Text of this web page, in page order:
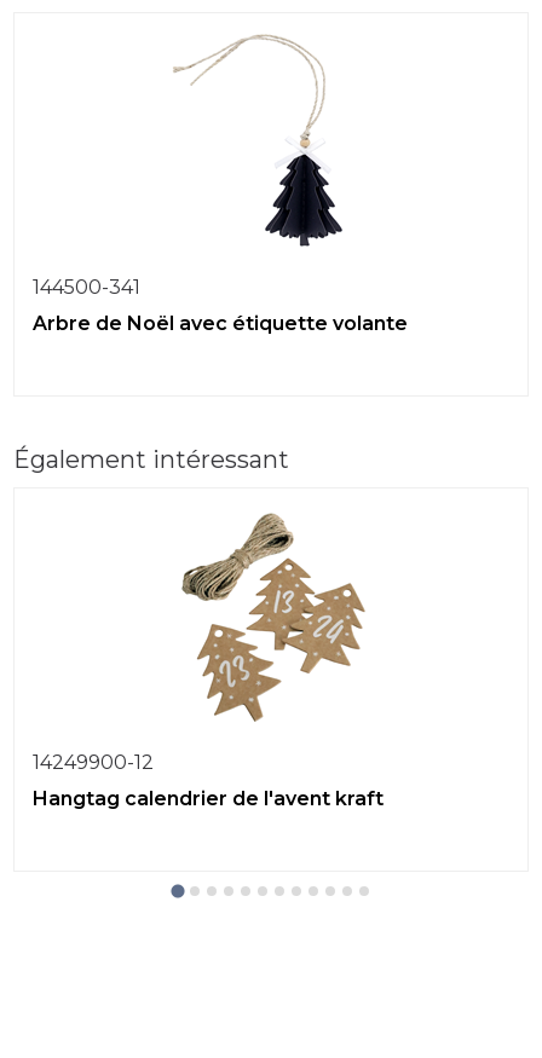
144500-341
Arbre de Noël avec étiquette volante
Également intéressant
14249900-12
Hangtag calendrier de l'avent kraft